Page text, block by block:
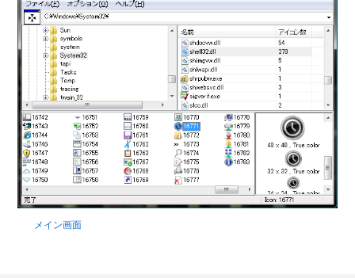
メイン画面